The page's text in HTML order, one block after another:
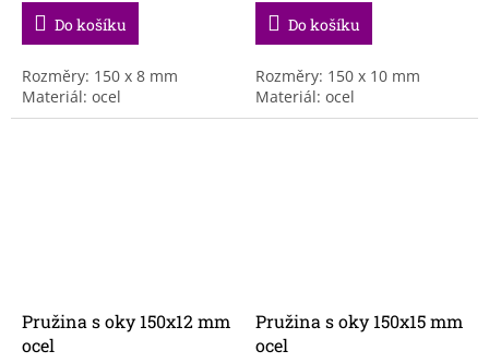
Do košíku
Rozměry: 150 x 8 mm
Materiál: ocel
Do košíku
Rozměry: 150 x 10 mm
Materiál: ocel
Pružina s oky 150x12 mm
ocel
Pružina s oky 150x15 mm
ocel